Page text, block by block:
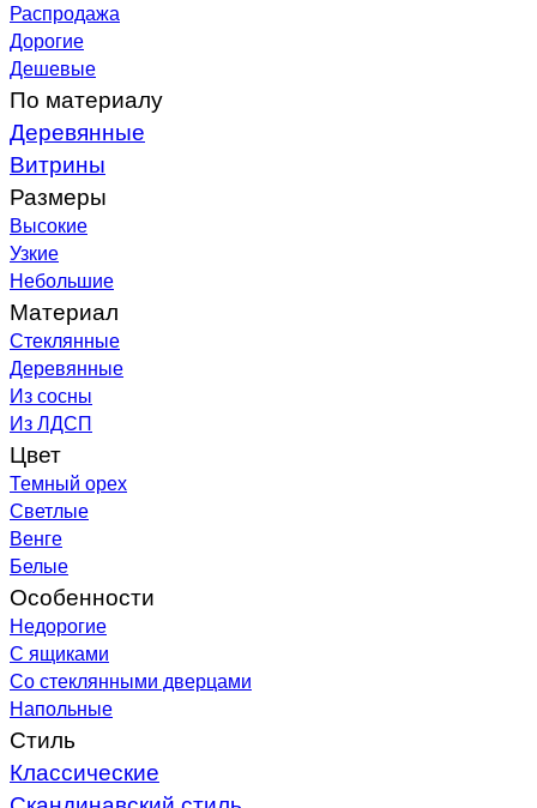
Распродажа
Дорогие
Дешевые
По материалу
Деревянные
Витрины
Размеры
Высокие
Узкие
Небольшие
Материал
Стеклянные
Деревянные
Из сосны
Из ЛДСП
Цвет
Темный орех
Светлые
Венге
Белые
Особенности
Недорогие
С ящиками
Со стеклянными дверцами
Напольные
Стиль
Классические